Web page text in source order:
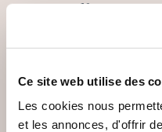
Ce site web utilise des
Les cookies nous
et les annonces, d'offrir
Nuur
LE MIROIR DE L'ÂME
Bien-être, santé, famille
15€00